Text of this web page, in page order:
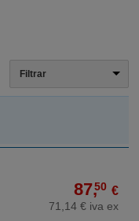
Filtrar
87,50 €
71,14 € iva ex